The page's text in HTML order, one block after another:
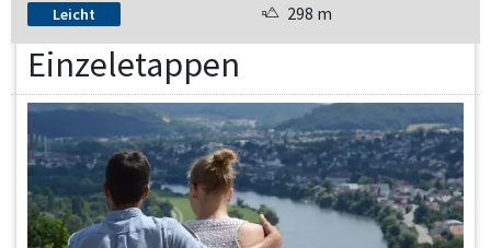
Leicht
298 m
Einzeletappen